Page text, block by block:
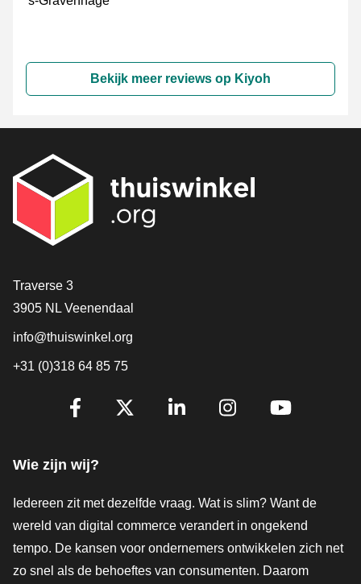
Bekijk meer reviews op Kiyoh
Contact
Traverse 3
3905 NL Veenendaal
info@thuiswinkel.org
+31 (0)318 64 85 75
Volg je ons al?
Wie zijn wij?
Iedereen zit met dezelfde vraag. Wat is slim? Want de
wereld van digital commerce verandert in ongekend
tempo. De kansen voor ondernemers ontwikkelen zich net
zo snel als de behoeftes van consumenten. Daarom